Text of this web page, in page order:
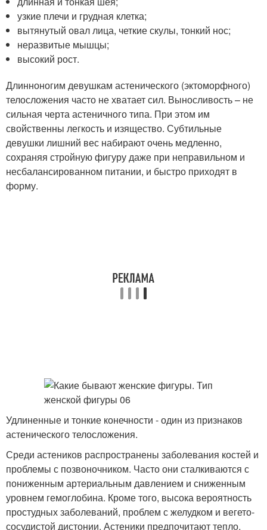
узкие плечи и грудная клетка;
вытянутый овал лица, четкие скулы, тонкий нос;
неразвитые мышцы;
высокий рост.
Длинноногим девушкам астенического (эктоморфного)
телосложения часто не хватает сил. Выносливость – не
сильная черта астеничного типа. При этом им
свойственны легкость и изящество. Субтильные
девушки лишний вес набирают очень медленно,
сохраняя стройную фигуру даже при неправильном и
несбалансированном питании, и быстро приходят в
форму.
Удлиненные и тонкие конечности - один из признаков
астенического телосложения.
Среди астеников распространены заболевания костей и
проблемы с позвоночником. Часто они сталкиваются с
пониженным артериальным давлением и сниженным
уровнем гемоглобина. Кроме того, высока вероятность
простудных заболеваний, проблем с желудком и вегето-
сосудистой дистонии. Астеники предпочитают тепло,